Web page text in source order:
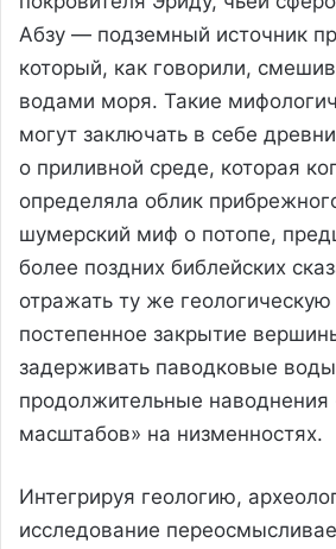
Абзу — подземный источник
который, как говорили,
водами моря. Такие
могут заключать в себе
о приливной среде, которая
определяла облик
шумерский миф о потопе,
более поздних библейских
отражать ту же геологическую
постепенное закрытие
задерживать паводковые
продолжительные наводнения
масштабов» на низменностях.
Интегрируя геологию,
исследование